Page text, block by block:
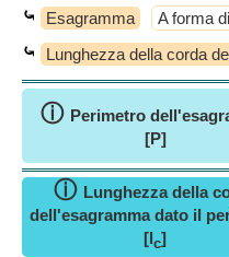
⤿ Esagramma A forma
⤿ Lunghezza della corda
ⓘ Perimetro
[P]
ⓘ Lunghezza della
dell'esagramma dato il
[lc]